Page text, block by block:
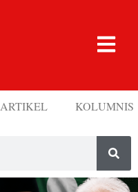
ARTIKEL KOLUMNIS